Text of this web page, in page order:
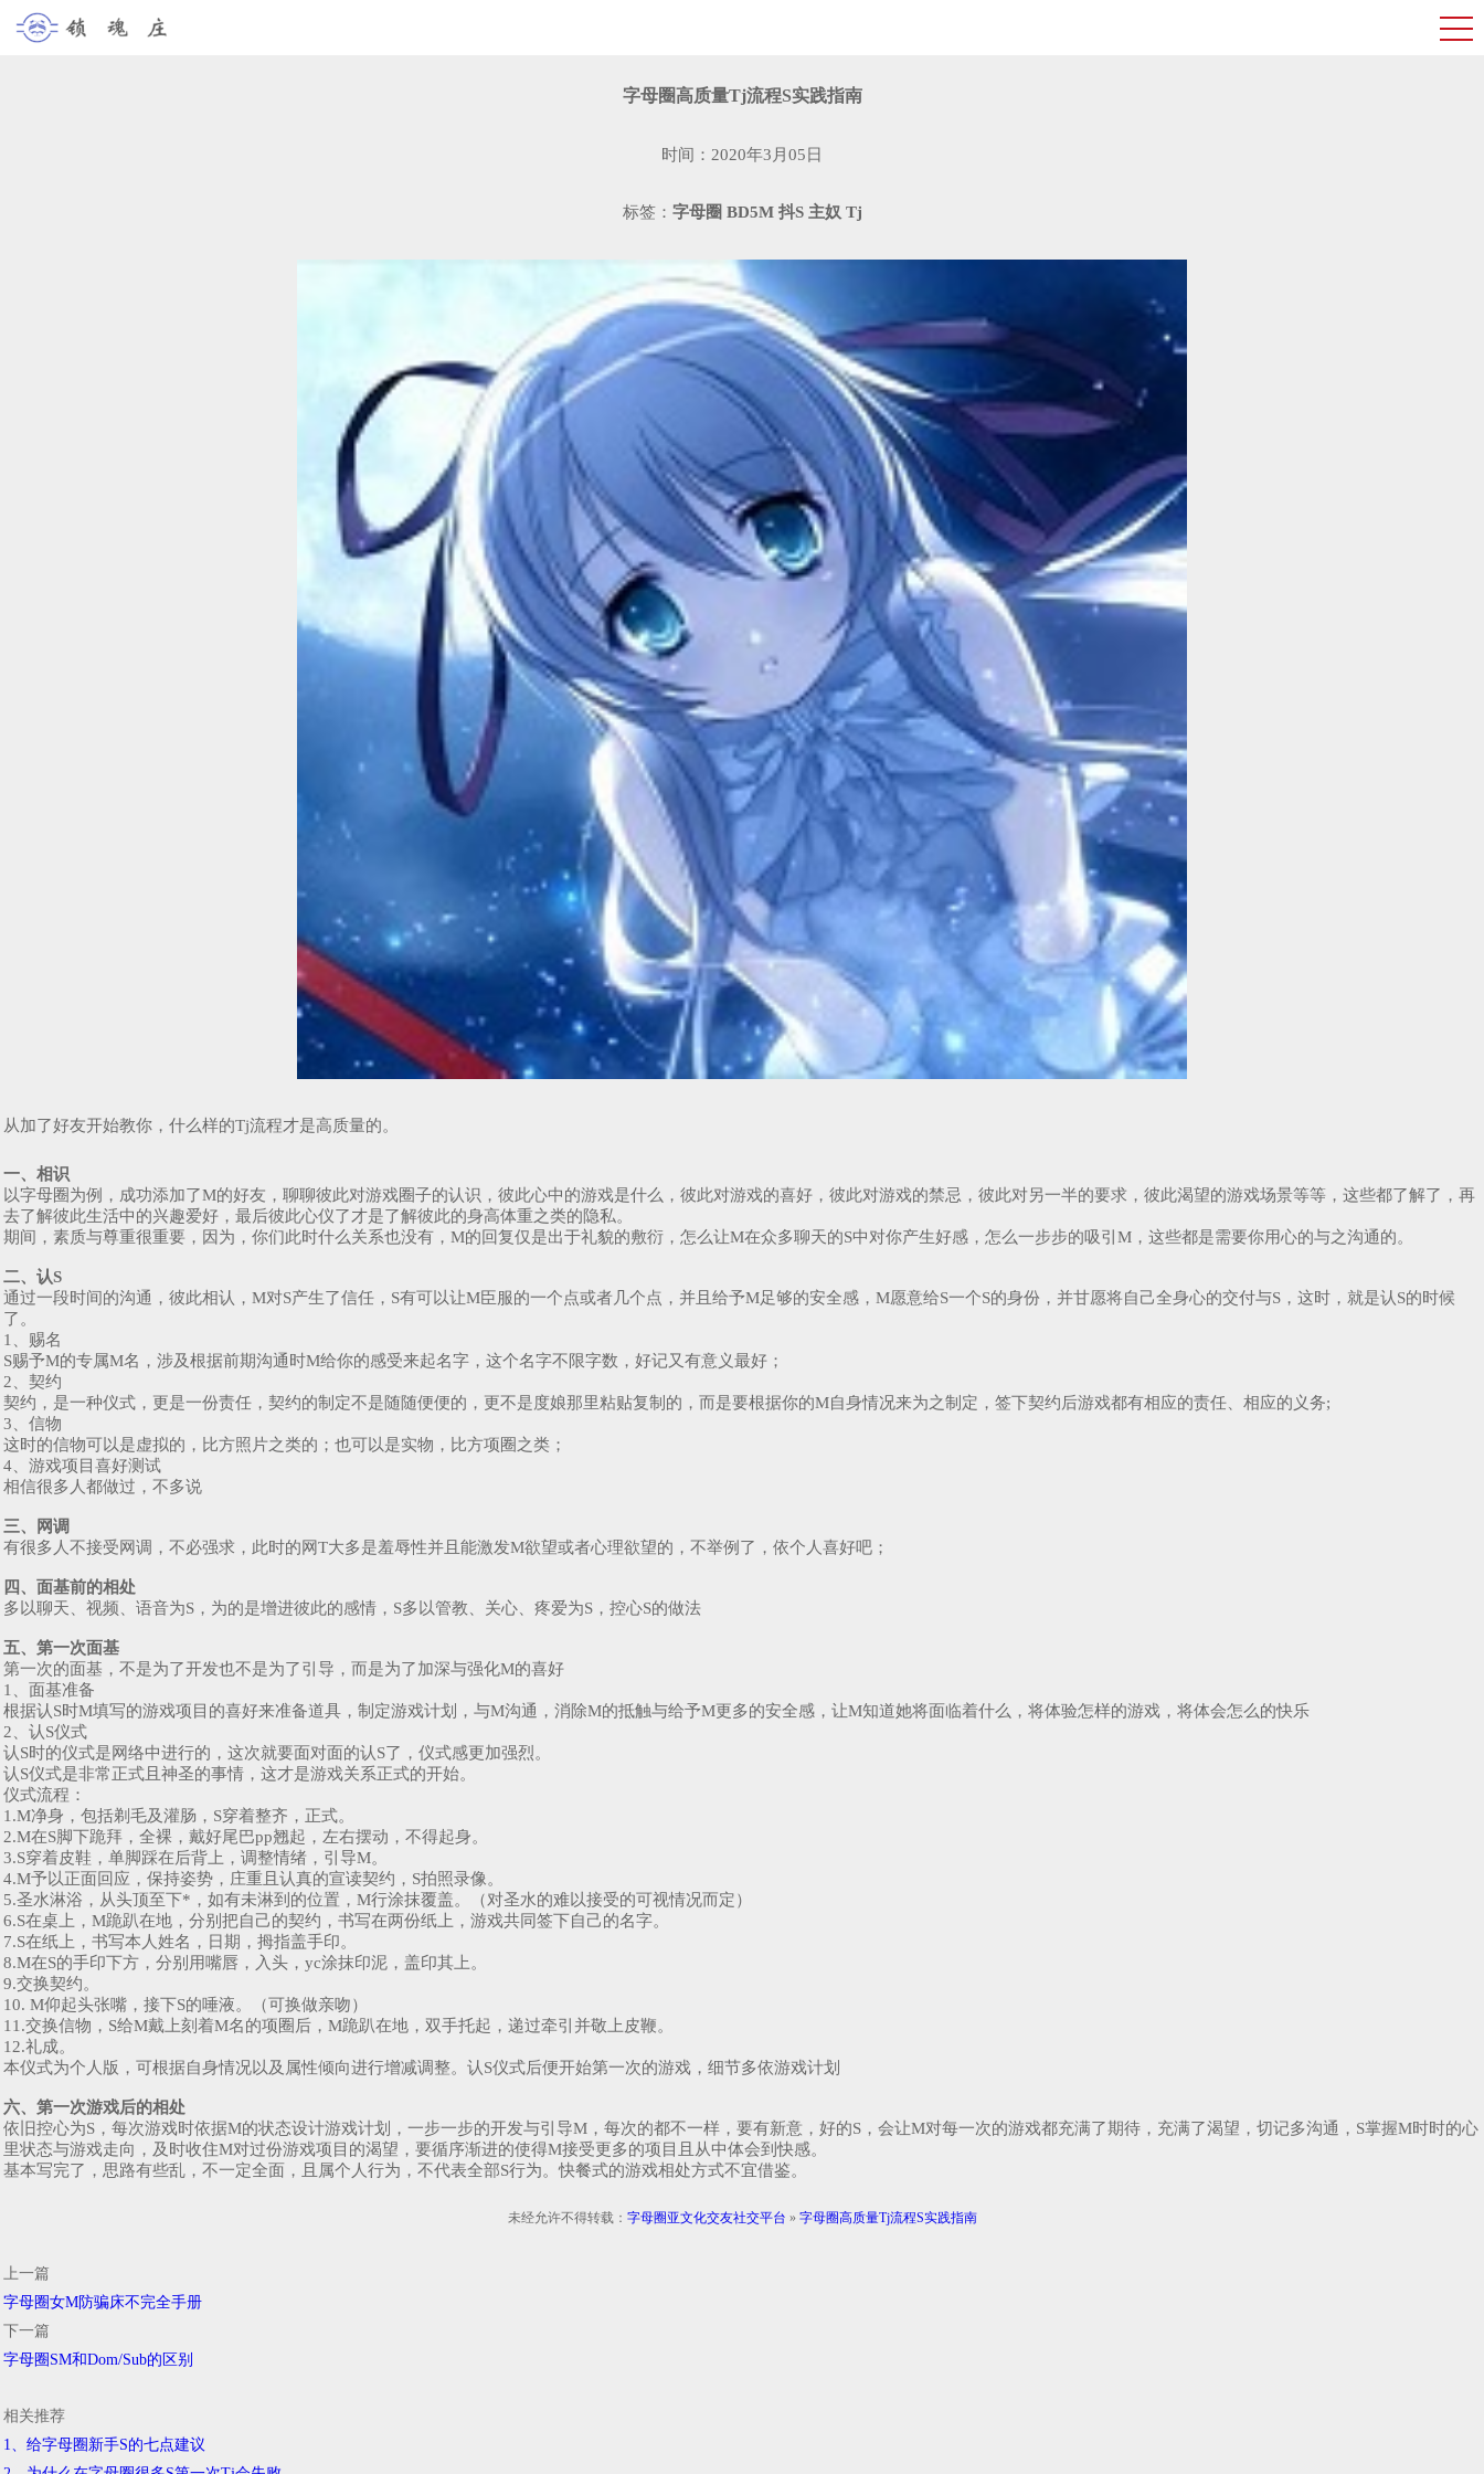
字母圈高质量Tj流程S实践指南
时间：2020年3月05日
标签： 字母圈 BD5M 抖S 主奴 Tj
从加了好友开始教你，什么样的Tj流程才是高质量的。
一、相识
以字母圈为例，成功添加了M的好友，聊聊彼此对游戏圈子的认识，彼此心中的游戏是什么，彼此对游戏的喜好，彼此对游戏的禁忌，彼此对另一半的要求，彼此渴望的游戏场景等等，这些都了解了，再
去了解彼此生活中的兴趣爱好，最后彼此心仪了才是了解彼此的身高体重之类的隐私。
期间，素质与尊重很重要，因为，你们此时什么关系也没有，M的回复仅是出于礼貌的敷衍，怎么让M在众多聊天的S中对你产生好感，怎么一步步的吸引M，这些都是需要你用心的与之沟通的。
二、认S
通过一段时间的沟通，彼此相认，M对S产生了信任，S有可以让M臣服的一个点或者几个点，并且给予M足够的安全感，M愿意给S一个S的身份，并甘愿将自己全身心的交付与S，这时，就是认S的时候
了。
1、赐名
S赐予M的专属M名，涉及根据前期沟通时M给你的感受来起名字，这个名字不限字数，好记又有意义最好；
2、契约
契约，是一种仪式，更是一份责任，契约的制定不是随随便便的，更不是度娘那里粘贴复制的，而是要根据你的M自身情况来为之制定，签下契约后游戏都有相应的责任、相应的义务;
3、信物
这时的信物可以是虚拟的，比方照片之类的；也可以是实物，比方项圈之类；
4、游戏项目喜好测试
相信很多人都做过，不多说
三、网调
有很多人不接受网调，不必强求，此时的网T大多是羞辱性并且能激发M欲望或者心理欲望的，不举例了，依个人喜好吧；
四、面基前的相处
多以聊天、视频、语音为S，为的是增进彼此的感情，S多以管教、关心、疼爱为S，控心S的做法
五、第一次面基
第一次的面基，不是为了开发也不是为了引导，而是为了加深与强化M的喜好
1、面基准备
根据认S时M填写的游戏项目的喜好来准备道具，制定游戏计划，与M沟通，消除M的抵触与给予M更多的安全感，让M知道她将面临着什么，将体验怎样的游戏，将体会怎么的快乐
2、认S仪式
认S时的仪式是网络中进行的，这次就要面对面的认S了，仪式感更加强烈。
认S仪式是非常正式且神圣的事情，这才是游戏关系正式的开始。
仪式流程：
1.M净身，包括剃毛及灌肠，S穿着整齐，正式。
2.M在S脚下跪拜，全裸，戴好尾巴pp翘起，左右摆动，不得起身。
3.S穿着皮鞋，单脚踩在后背上，调整情绪，引导M。
4.M予以正面回应，保持姿势，庄重且认真的宣读契约，S拍照录像。
5.圣水淋浴，从头顶至下*，如有未淋到的位置，M行涂抹覆盖。（对圣水的难以接受的可视情况而定）
6.S在桌上，M跪趴在地，分别把自己的契约，书写在两份纸上，游戏共同签下自己的名字。
7.S在纸上，书写本人姓名，日期，拇指盖手印。
8.M在S的手印下方，分别用嘴唇，入头，yc涂抹印泥，盖印其上。
9.交换契约。
10. M仰起头张嘴，接下S的唾液。（可换做亲吻）
11.交换信物，S给M戴上刻着M名的项圈后，M跪趴在地，双手托起，递过牵引并敬上皮鞭。
12.礼成。
本仪式为个人版，可根据自身情况以及属性倾向进行增减调整。认S仪式后便开始第一次的游戏，细节多依游戏计划
六、第一次游戏后的相处
依旧控心为S，每次游戏时依据M的状态设计游戏计划，一步一步的开发与引导M，每次的都不一样，要有新意，好的S，会让M对每一次的游戏都充满了期待，充满了渴望，切记多沟通，S掌握M时时的心
里状态与游戏走向，及时收住M对过份游戏项目的渴望，要循序渐进的使得M接受更多的项目且从中体会到快感。
基本写完了，思路有些乱，不一定全面，且属个人行为，不代表全部S行为。快餐式的游戏相处方式不宜借鉴。
未经允许不得转载： 字母圈亚文化交友社交平台 » 字母圈高质量Tj流程S实践指南
上一篇
字母圈女M防骗床不完全手册
下一篇
字母圈SM和Dom/Sub的区别
相关推荐
1、给字母圈新手S的七点建议